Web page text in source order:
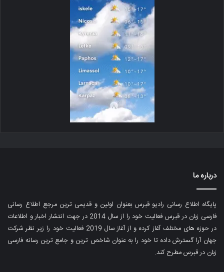
درباره ما
پایگاه اطلاع رسانی رادیو قبرس بعنوان اولین و قدیمی ترین مرجع اطلاع رسانی
فارسی زبان در قبرس فعالیت خود را از سال 2014 در جهت انتشار اخبار و اطلاعات
در حوزه های مختلف آغاز کرده و از آغاز سال 2019 فعالیت خود را زیر نظر شرکت
جهان آرا گسترش داده تا خود را به عنوان شاخص ترین و جامع ترین رسانه فارسی
زبان در قبرس مطرح کند.